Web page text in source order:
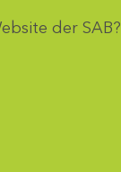
der SAB?